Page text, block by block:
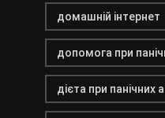
домашній інтернет
допомога при
дієта при панічних